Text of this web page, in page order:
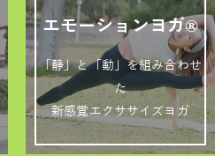
エモーションヨガ®
「静」と「動」を組み合わせ
た
新感覚エクササイズヨガ